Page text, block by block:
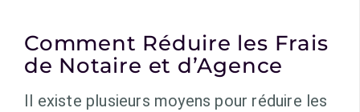
Comment Réduire les Frais
de Notaire et d’Agence
Il existe plusieurs moyens pour réduire les